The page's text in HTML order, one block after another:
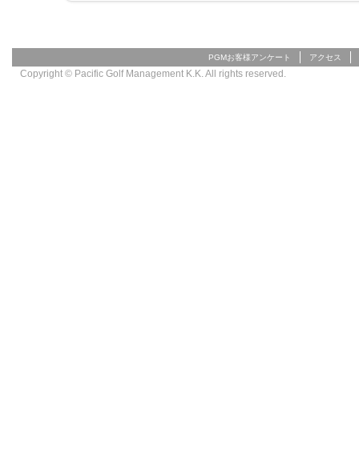
PGMお客様アンケート アクセス
Copyright © Pacific Golf Management K.K. All rights reserved.